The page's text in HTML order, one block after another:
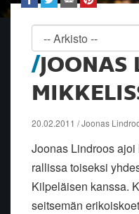
JOONAS
20.02.2011 / Joonas
Joonas Lindroos
rallissa toiseksi
Kilpeläisen kanssa.
seitsemän